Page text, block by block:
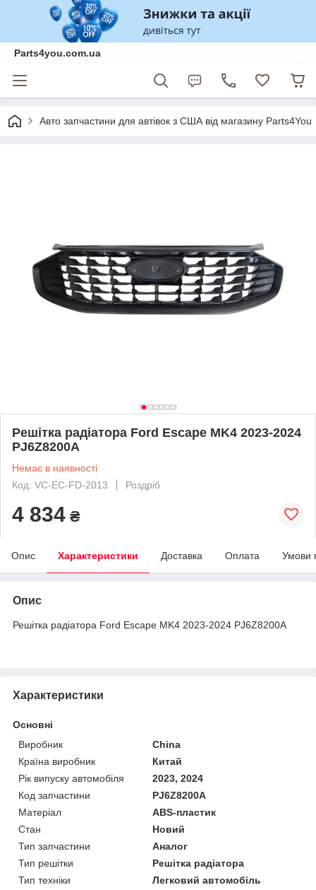
Parts4you.com.ua
Авто запчастини для автівок з США від магазину Parts4You
Решітка радіатора Ford Escape MK4 2023-2024
PJ6Z8200A
Немає в наявності
Код: VC-EC-FD-2013
Роздріб
4 834 ₴
Опис Характеристики Доставка Оплата Умови
Опис
Решітка радіатора Ford Escape MK4 2023-2024 PJ6Z8200A
Характеристики
Основні
Виробник
China
Країна виробник
Китай
Рік випуску автомобіля
2023, 2024
Код запчастини
PJ6Z8200A
Матеріал
ABS-пластик
Стан
Новий
Тип запчастини
Аналог
Тип решітки
Решітка радіатора
Тип техніки
Легковий автомобіль